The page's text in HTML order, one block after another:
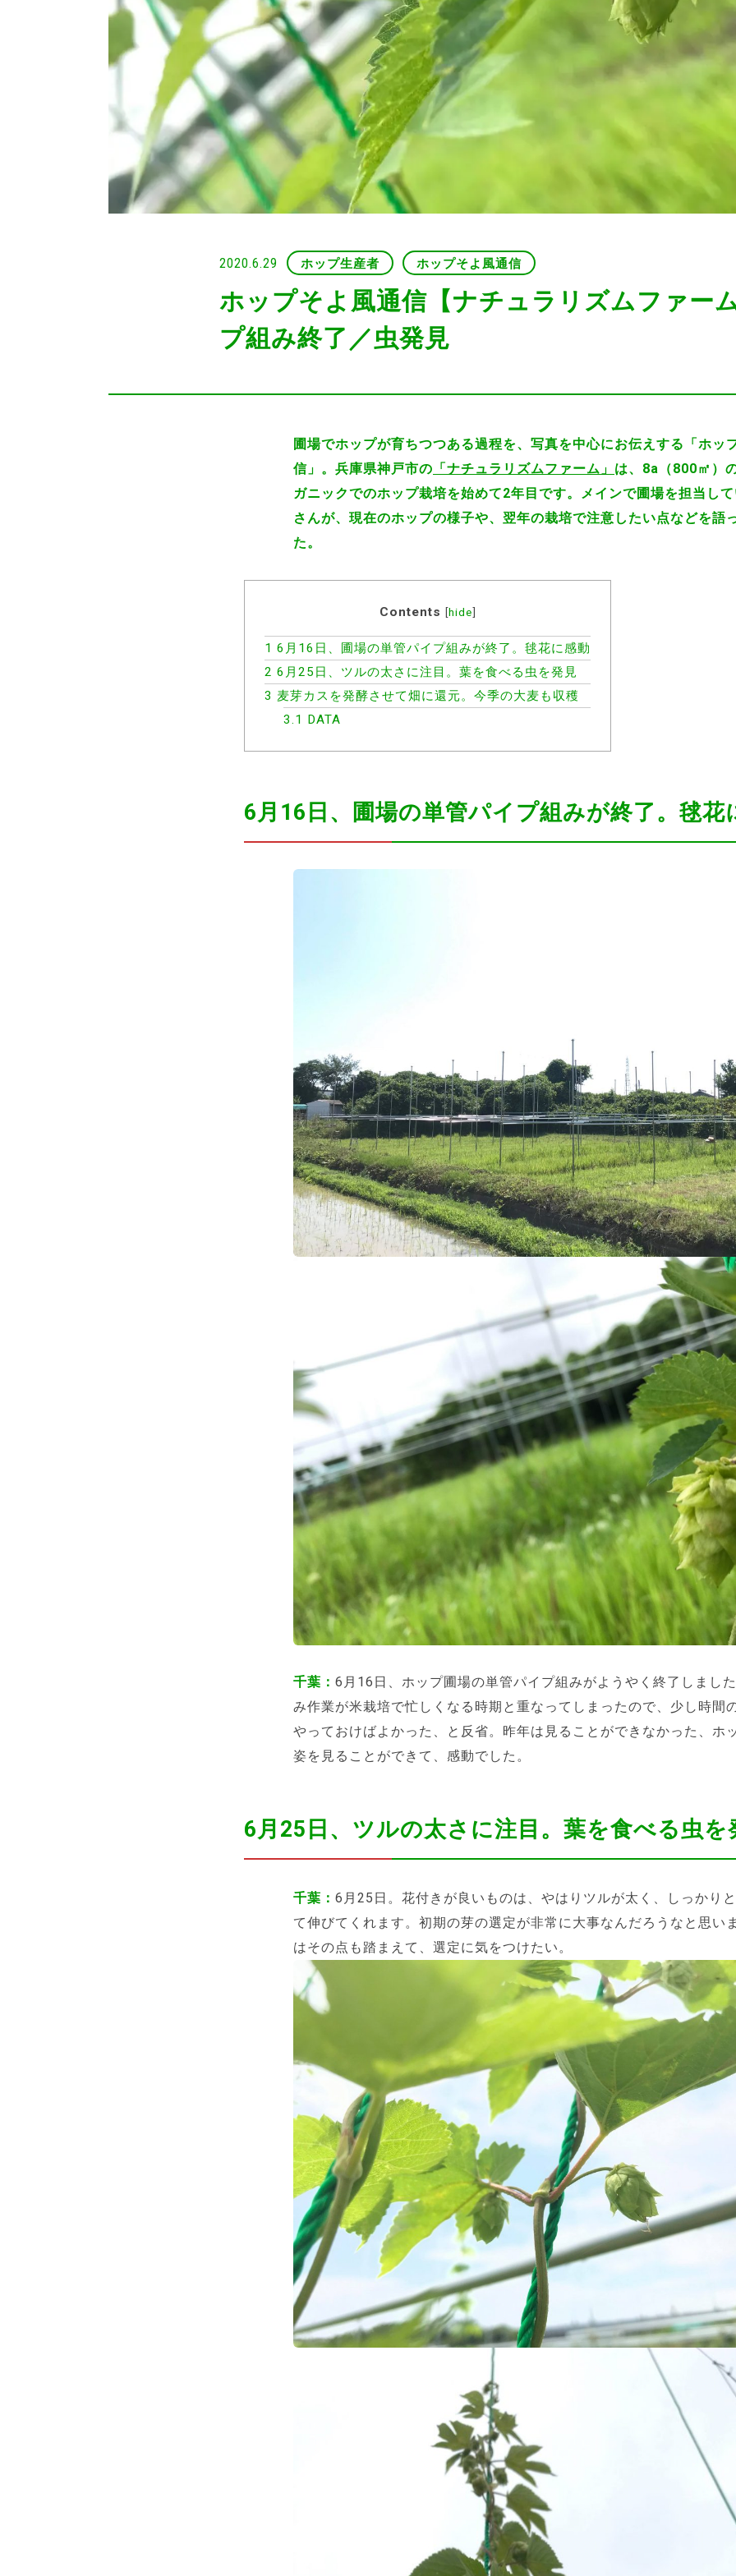
2020.6.29 ホップ生産者 ホップそよ風通信
ホップそよ風通信【ナチュラリズムファー
プ組み終了／虫発見
圃場でホップが育ちつつある過程を、写真を中心にお伝えする「ホッ
信」。兵庫県神戸市の 「ナチュラリズムファーム」 は、8a（800㎡）
ガニックでのホップ栽培を始めて2年目です。メインで圃場を担当し
さんが、現在のホップの様子や、翌年の栽培で注意したい点などを語
た。
Contents [hide]
1 6月16日、圃場の単管パイプ組みが終了。毬花に感動
2 6月25日、ツルの太さに注目。葉を食べる虫を発見
3 麦芽カスを発酵させて畑に還元。今季の大麦も収穫
3.1 DATA
6月16日、圃場の単管パイプ組みが終了。毬花
千葉： 6月16日、ホップ圃場の単管パイプ組みがようやく終了しまし
み作業が米栽培で忙しくなる時期と重なってしまったので、少し時間
やっておけばよかった、と反省。昨年は見ることができなかった、ホ
姿を見ることができて、感動でした。
6月25日、ツルの太さに注目。葉を食べる虫を
千葉： 6月25日。花付きが良いものは、やはりツルが太く、しっかり
て伸びてくれます。初期の芽の選定が非常に大事なんだろうなと思い
はその点も踏まえて、選定に気をつけたい。